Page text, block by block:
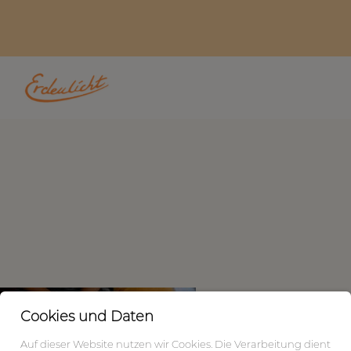
Cookies und Daten
Auf dieser Website nutzen wir Cookies. Die Verarbeitung dient